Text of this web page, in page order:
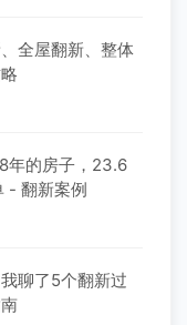
全屋翻新、整体
年的房子，23.6
- 翻新案例
聊了5个翻新过